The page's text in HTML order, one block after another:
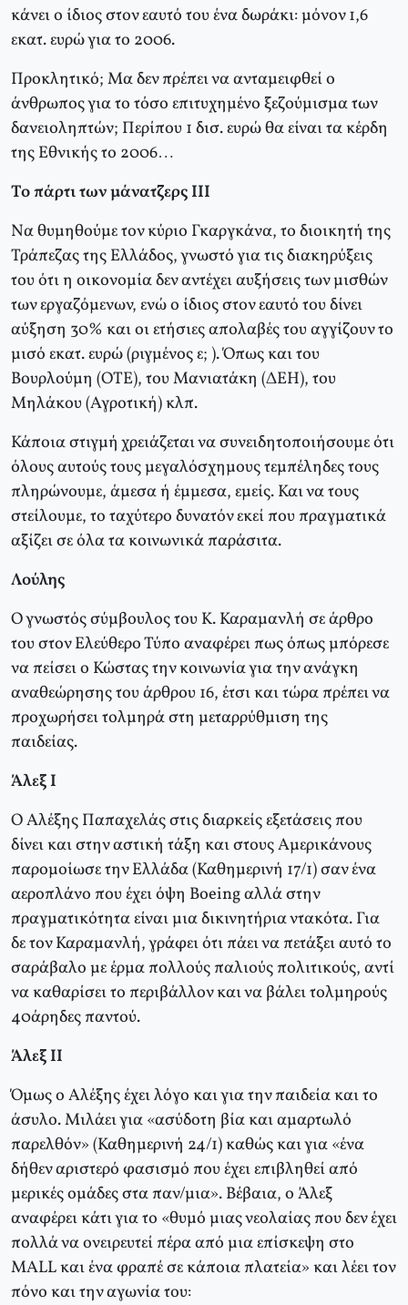
κάνει ο ίδιος στον εαυτό του ένα δωράκι: μόνον 1,6
εκατ. ευρώ για το 2006.
Προκλητικό; Μα δεν πρέπει να ανταμειφθεί ο
άνθρωπος για το τόσο επιτυχημένο ξεζούμισμα των
δανειοληπτών; Περίπου 1 δισ. ευρώ θα είναι τα κέρδη
της Εθνικής το 2006…
Το πάρτι των μάνατζερς ΙΙΙ
Να θυμηθούμε τον κύριο Γκαργκάνα, το διοικητή της
Τράπεζας της Ελλάδος, γνωστό για τις διακηρύξεις
του ότι η οικονομία δεν αντέχει αυξήσεις των μισθών
των εργαζόμενων, ενώ ο ίδιος στον εαυτό του δίνει
αύξηση 30% και οι ετήσιες απολαβές του αγγίζουν το
μισό εκατ. ευρώ (ριγμένος ε; ). Όπως και του
Βουρλούμη (ΟΤΕ), του Μανιατάκη (ΔΕΗ), του
Μηλάκου (Αγροτική) κλπ.
Κάποια στιγμή χρειάζεται να συνειδητοποιήσουμε ότι
όλους αυτούς τους μεγαλόσχημους τεμπέληδες τους
πληρώνουμε, άμεσα ή έμμεσα, εμείς. Και να τους
στείλουμε, το ταχύτερο δυνατόν εκεί που πραγματικά
αξίζει σε όλα τα κοινωνικά παράσιτα.
Λούλης
Ο γνωστός σύμβουλος του Κ. Καραμανλή σε άρθρο
του στον Ελεύθερο Τύπο αναφέρει πως όπως μπόρεσε
να πείσει ο Κώστας την κοινωνία για την ανάγκη
αναθεώρησης του άρθρου 16, έτσι και τώρα πρέπει να
προχωρήσει τολμηρά στη μεταρρύθμιση της
παιδείας.
Άλεξ Ι
Ο Αλέξης Παπαχελάς στις διαρκείς εξετάσεις που
δίνει και στην αστική τάξη και στους Αμερικάνους
παρομοίωσε την Ελλάδα (Καθημερινή 17/1) σαν ένα
αεροπλάνο που έχει όψη Boeing αλλά στην
πραγματικότητα είναι μια δικινητήρια ντακότα. Για
δε τον Καραμανλή, γράφει ότι πάει να πετάξει αυτό το
σαράβαλο με έρμα πολλούς παλιούς πολιτικούς, αντί
να καθαρίσει το περιβάλλον και να βάλει τολμηρούς
40άρηδες παντού.
Άλεξ ΙΙ
Όμως ο Αλέξης έχει λόγο και για την παιδεία και το
άσυλο. Μιλάει για «ασύδοτη βία και αμαρτωλό
παρελθόν» (Καθημερινή 24/1) καθώς και για «ένα
δήθεν αριστερό φασισμό που έχει επιβληθεί από
μερικές ομάδες στα παν/μια». Βέβαια, ο Άλεξ
αναφέρει κάτι για το «θυμό μιας νεολαίας που δεν έχει
πολλά να ονειρευτεί πέρα από μια επίσκεψη στο
MALL και ένα φραπέ σε κάποια πλατεία» και λέει τον
πόνο και την αγωνία του: